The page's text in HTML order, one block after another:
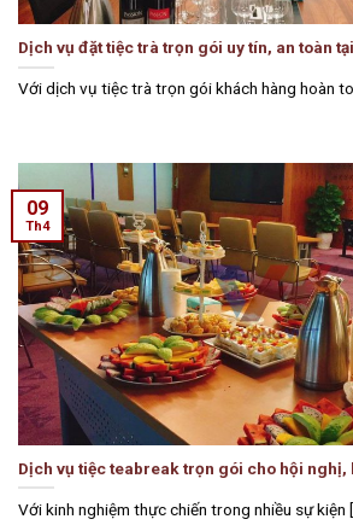
Dịch vụ đặt tiệc trà trọn gói uy tín, an toàn
Với dịch vụ tiệc trà trọn gói khách hàng hoàn
Dịch vụ tiệc teabreak trọn gói cho hội nghị,
Với kinh nghiệm thực chiến trong nhiều sự kiện
09
Th4